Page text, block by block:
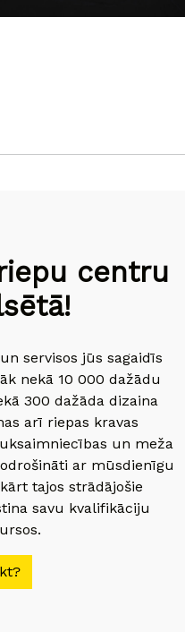
centru
servisos jūs sagaidīs
nekā 10 000 dažādu
300 dažāda dizaina
arī riepas kravas
un meža
ar mūsdienīgu
tajos strādājošie
savu kvalifikāciju